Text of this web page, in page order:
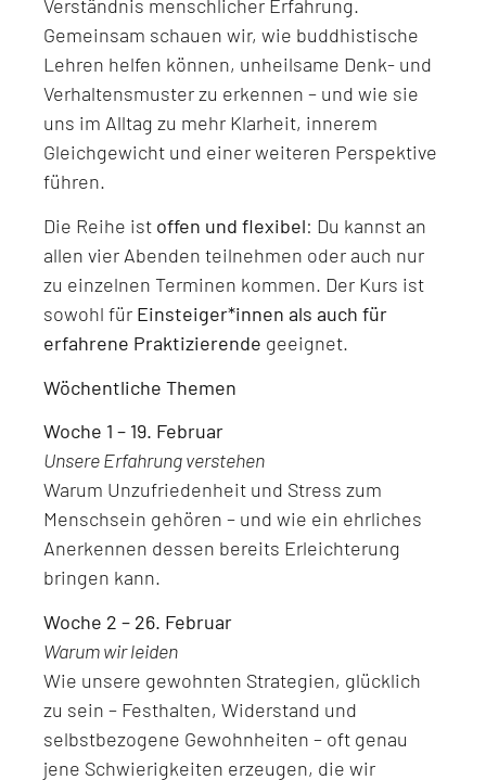
Verständnis menschlicher Erfahrung.
Gemeinsam schauen wir, wie buddhistische
Lehren helfen können, unheilsame Denk- und
Verhaltensmuster zu erkennen – und wie sie
uns im Alltag zu mehr Klarheit, innerem
Gleichgewicht und einer weiteren Perspektive
führen.
Die Reihe ist offen und flexibel: Du kannst an
allen vier Abenden teilnehmen oder auch nur
zu einzelnen Terminen kommen. Der Kurs ist
sowohl für Einsteiger*innen als auch für
erfahrene Praktizierende geeignet.
Wöchentliche Themen
Woche 1 – 19. Februar
Unsere Erfahrung verstehen
Warum Unzufriedenheit und Stress zum
Menschsein gehören – und wie ein ehrliches
Anerkennen dessen bereits Erleichterung
bringen kann.
Woche 2 – 26. Februar
Warum wir leiden
Wie unsere gewohnten Strategien, glücklich
zu sein – Festhalten, Widerstand und
selbstbezogene Gewohnheiten – oft genau
jene Schwierigkeiten erzeugen, die wir